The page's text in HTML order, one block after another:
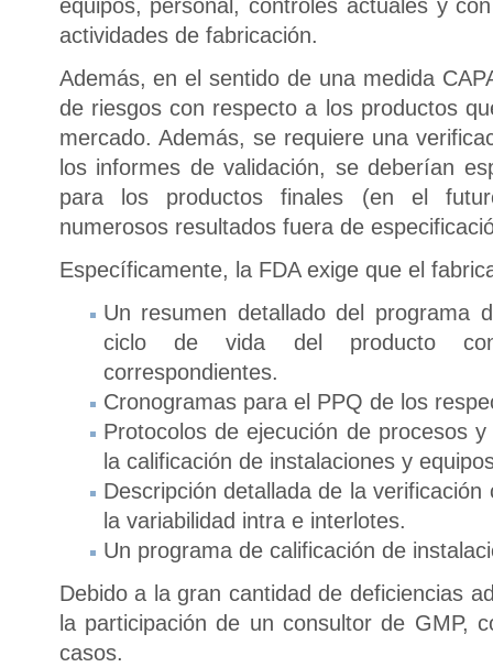
equipos, personal, controles actuales y
actividades de fabricación.
Además, en el sentido de una medida
de riesgos con respecto a los productos
mercado. Además, se requiere una
los informes de validación, se deberían
para los productos finales (en el
numerosos resultados fuera de
Específicamente, la FDA exige que el
Un resumen detallado del programa
ciclo de vida del producto
correspondientes.
Cronogramas para el PPQ de los
Protocolos de ejecución de procesos
la calificación de instalaciones y
Descripción detallada de la
la variabilidad intra e interlotes.
Un programa de calificación de
Debido a la gran cantidad de deficiencias
la participación de un consultor de GMP,
casos.